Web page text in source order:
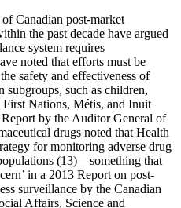
Canadian post-market
the past decade have argued
system requires
noted that efforts must be
safety and effectiveness of
subgroups, such as children,
Nations, Métis, and Inuit
by the Auditor General of
drugs noted that Health
for monitoring adverse drug
(13) – something that
in a 2013 Report on post-
surveillance by the Canadian
Affairs, Science and